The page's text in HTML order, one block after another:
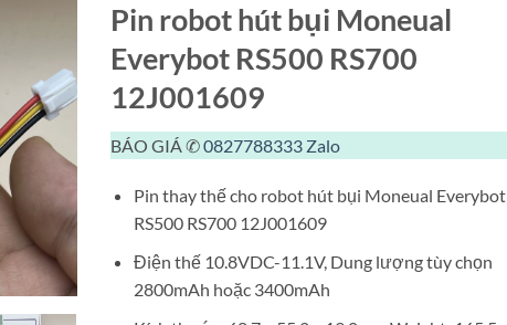
Pin robot hút bụi Moneual
Everybot RS500 RS700
12J001609
BÁO GIÁ ✆0827788333 Zalo
Pin thay thế cho robot hút bụi Moneual Everybot
RS500 RS700 12J001609
Điện thế 10.8VDC-11.1V, Dung lượng tùy chọn
2800mAh hoặc 3400mAh